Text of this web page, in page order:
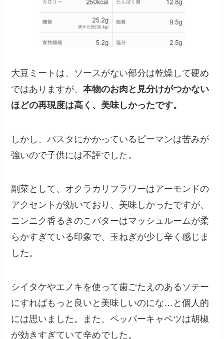
大豆ミートは、ソースがない部分は乾燥して硬め
ではありますが、本物のお肉と見分けがつかない
ほどの再現度は高く、美味しかったです。
しかし、パスタにかかっているピーマンは苦みが
強いので子供には不評でした。
副菜として、オクラカリフラワーはアーモンドの
アクセントが効いており、美味しかったですが、
ニンニク香るきのこバターはマッシュルームが柔
らかすぎている印象で、玉ねぎが少し辛く感じま
した。
シイタケやエノキを使って歯ごたえのあるソテー
にすればもっと良いと美味しいのにな…と個人的
には思いました。また、ペッパーキャベツは胡椒
が効きすぎていて辛めでした。